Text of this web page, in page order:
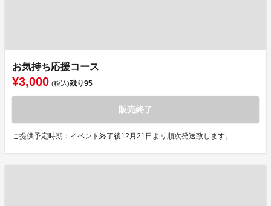
お気持ち応援コース
¥3,000 (税込)残り95
販売終了
ご提供予定時期：イベント終了後12月21日より順次発送致します。